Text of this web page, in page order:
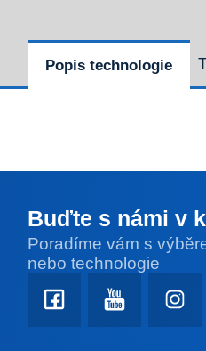
Popis technologie
Buďte s námi v
Poradíme vám s
nebo technologie